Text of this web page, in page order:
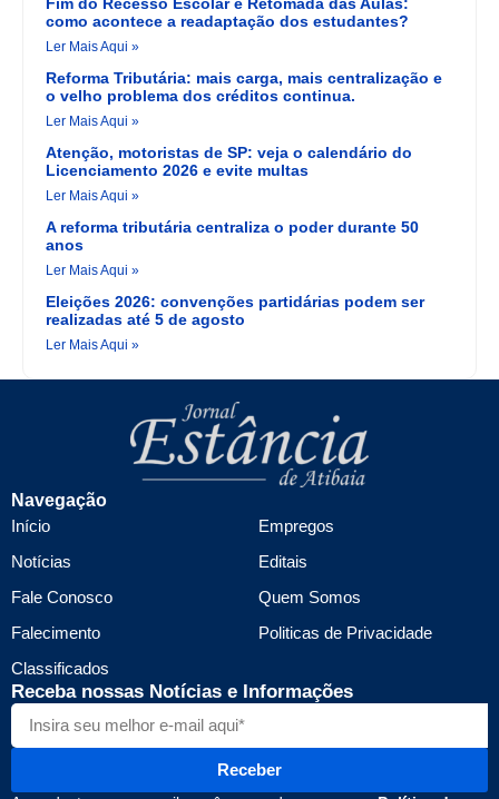
Fim do Recesso Escolar e Retomada das Aulas:
como acontece a readaptação dos estudantes?
Ler Mais Aqui »
Reforma Tributária: mais carga, mais centralização e
o velho problema dos créditos continua.
Ler Mais Aqui »
Atenção, motoristas de SP: veja o calendário do
Licenciamento 2026 e evite multas
Ler Mais Aqui »
A reforma tributária centraliza o poder durante 50
anos
Ler Mais Aqui »
Eleições 2026: convenções partidárias podem ser
realizadas até 5 de agosto
Ler Mais Aqui »
Navegação
Início
Notícias
Fale Conosco
Falecimento
Classificados
Empregos
Editais
Quem Somos
Politicas de Privacidade
Receba nossas Notícias e Informações
Receber